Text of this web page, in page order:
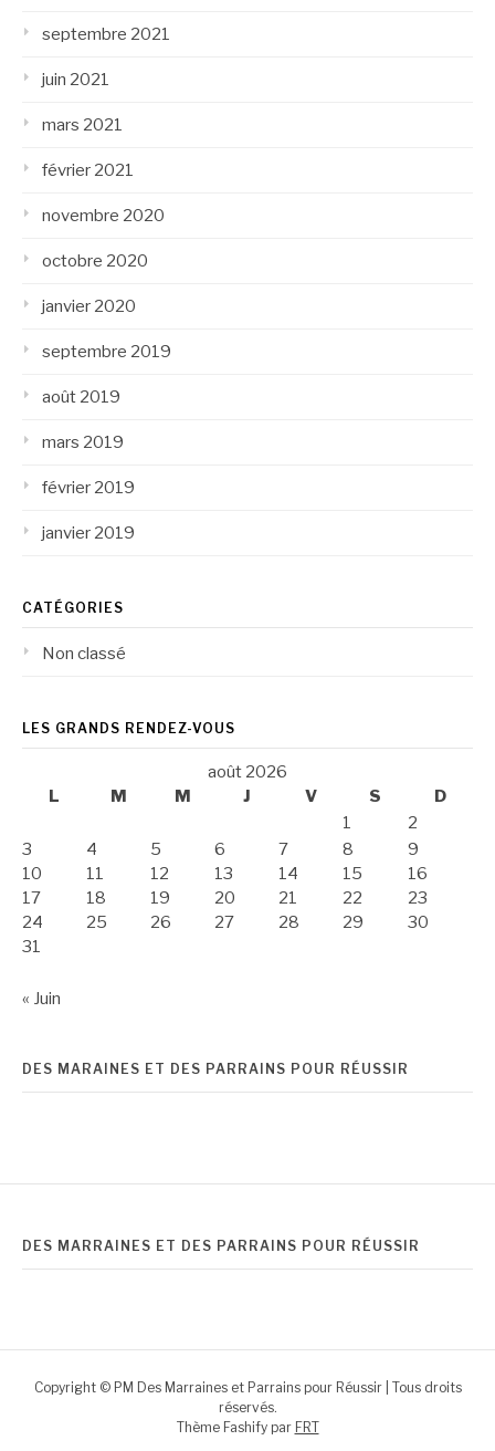
septembre 2021
juin 2021
mars 2021
février 2021
novembre 2020
octobre 2020
janvier 2020
septembre 2019
août 2019
mars 2019
février 2019
janvier 2019
CATÉGORIES
Non classé
LES GRANDS RENDEZ-VOUS
août 2026
L
M M J V S
D
1
2
3
4 5 6 7 8
9
10
11 12 13 14 15
16
17
18 19 20 21 22
23
24
25 26 27 28 29
30
31
« Juin
DES MARAINES ET DES PARRAINS POUR RÉUSSIR
DES MARRAINES ET DES PARRAINS POUR RÉUSSIR
Copyright © PM Des Marraines et Parrains pour Réussir | Tous droits
réservés.
Thème Fashify par FRT